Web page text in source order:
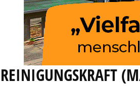
REINIGUNGSKRAFT